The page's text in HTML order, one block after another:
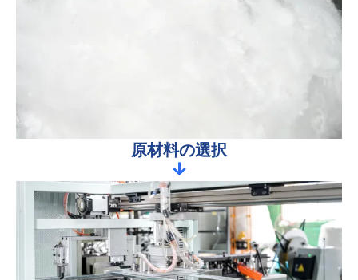
原材料の選択